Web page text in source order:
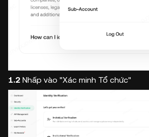
1.2 Nhấp vào "Xác minh Tổ chức"